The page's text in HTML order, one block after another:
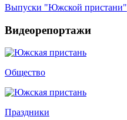
Выпуски "Южской пристани"
Видеорепортажи
Общество
Праздники